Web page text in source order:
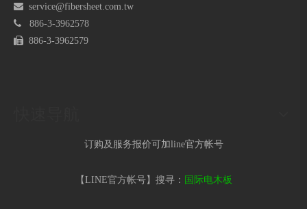
 service@fibersheet.com.tw
 886-3-3962578
 886-3-3962579
订购及服务报价可加line官方帐号
【LINE官方帐号】搜寻： 国际电木板